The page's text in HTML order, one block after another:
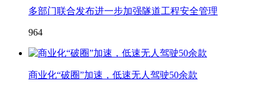
多部门联合发布进一步加强隧道工程安全管理
964
商业化“破圈”加速，低速无人驾驶50余款